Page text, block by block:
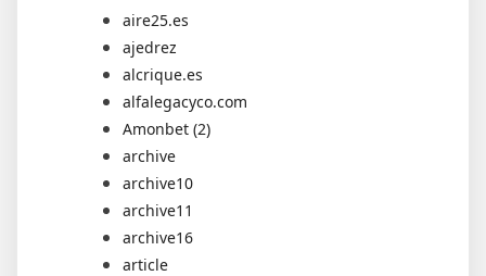
aire25.es
ajedrez
alcrique.es
alfalegacyco.com
Amonbet (2)
archive
archive10
archive11
archive16
article